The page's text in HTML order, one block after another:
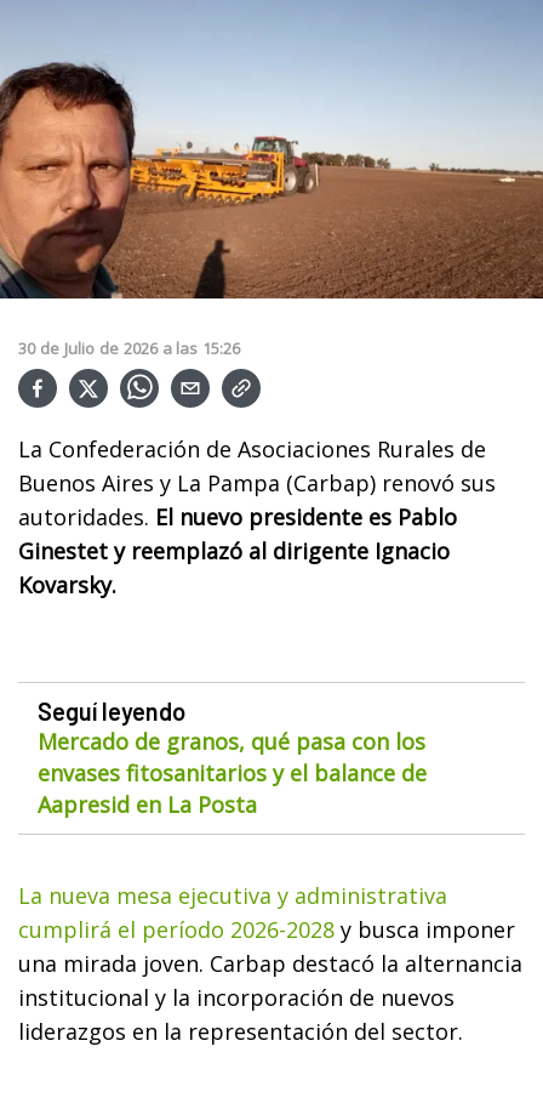
30 de Julio de 2026 a las 15:26
La Confederación de Asociaciones Rurales de
Buenos Aires y La Pampa (Carbap) renovó sus
autoridades. El nuevo presidente es Pablo
Ginestet y reemplazó al dirigente Ignacio
Kovarsky.
Seguí leyendo
Mercado de granos, qué pasa con los
envases fitosanitarios y el balance de
Aapresid en La Posta
La nueva mesa ejecutiva y administrativa
cumplirá el período 2026-2028 y busca imponer
una mirada joven. Carbap destacó la alternancia
institucional y la incorporación de nuevos
liderazgos en la representación del sector.